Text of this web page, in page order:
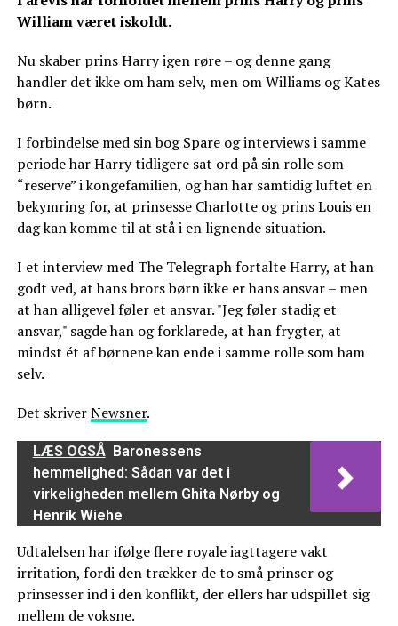
William været iskoldt.
Nu skaber prins Harry igen røre – og denne gang
handler det ikke om ham selv, men om Williams og Kates
børn.
I forbindelse med sin bog Spare og interviews i samme
periode har Harry tidligere sat ord på sin rolle som
“reserve” i kongefamilien, og han har samtidig luftet en
bekymring for, at prinsesse Charlotte og prins Louis en
dag kan komme til at stå i en lignende situation.
I et interview med The Telegraph fortalte Harry, at han
godt ved, at hans brors børn ikke er hans ansvar – men
at han alligevel føler et ansvar. "Jeg føler stadig et
ansvar," sagde han og forklarede, at han frygter, at
mindst ét af børnene kan ende i samme rolle som ham
selv.
Det skriverNewsner.
LÆS OGSÅ Baronessens
hemmelighed: Sådan var det i
virkeligheden mellem Ghita Nørby og
Henrik Wiehe
Udtalelsen har ifølge flere royale iagttagere vakt
irritation, fordi den trækker de to små prinser og
prinsesser ind i den konflikt, der ellers har udspillet sig
mellem de voksne.